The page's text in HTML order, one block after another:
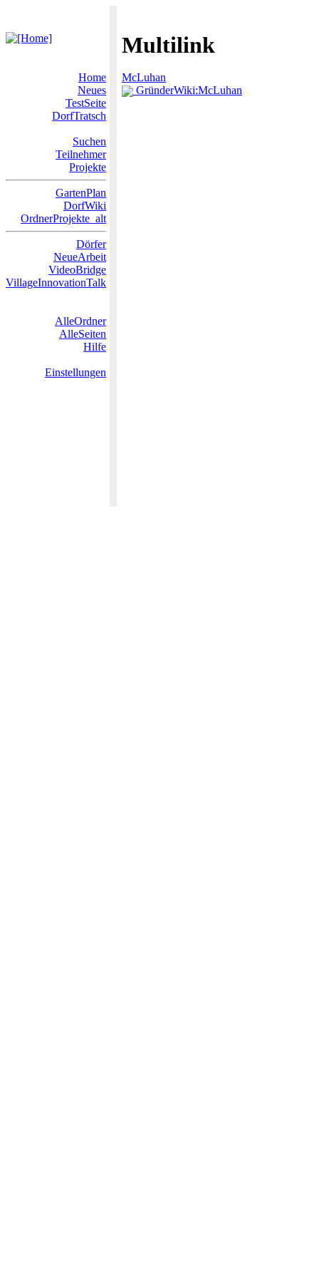
Multilink
Home
Neues
TestSeite
DorfTratsch
Suchen
Teilnehmer
Projekte
GartenPlan
DorfWiki
OrdnerProjekte_alt
Dörfer
NeueArbeit
VideoBridge
VillageInnovationTalk
AlleOrdner
AlleSeiten
Hilfe
Einstellungen
McLuhan
GründerWiki:McLuhan